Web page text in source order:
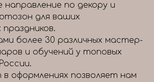
направление по декору и
для ваших
более 30 различных мастер-
и обучений у топовых
оформлениях позволяет нам